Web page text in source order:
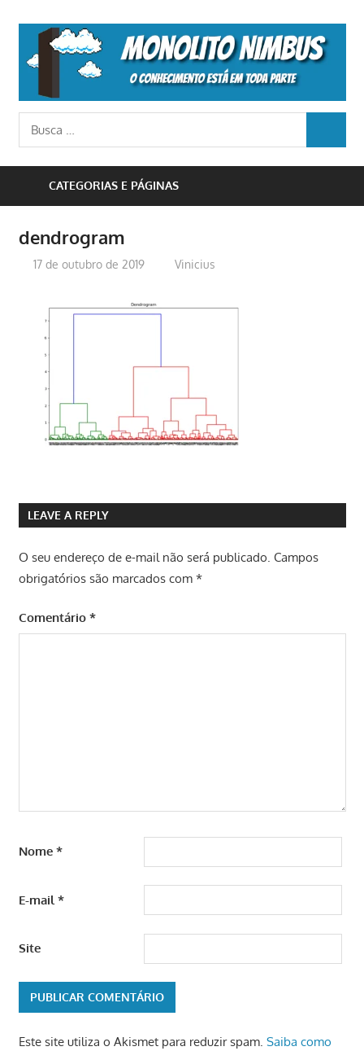
content
o
conhecimento
Busca
para:
CATEGORIAS E PÁGINAS
dendrogram
17 de outubro de 2019 Vinicius
LEAVE A REPLY
O seu endereço de e-mail não será publicado. Campos
obrigatórios são marcados com *
Comentário *
Nome *
E-mail *
Site
Este site utiliza o Akismet para reduzir spam. Saiba como